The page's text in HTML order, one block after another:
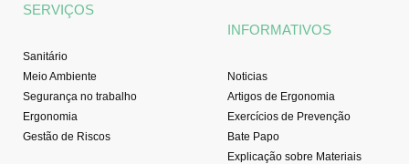
SERVIÇOS
Sanitário
Meio Ambiente
Segurança no trabalho
Ergonomia
Gestão de Riscos
INFORMATIVOS
Noticias
Artigos de Ergonomia
Exercícios de Prevenção
Bate Papo
Explicação sobre Materiais